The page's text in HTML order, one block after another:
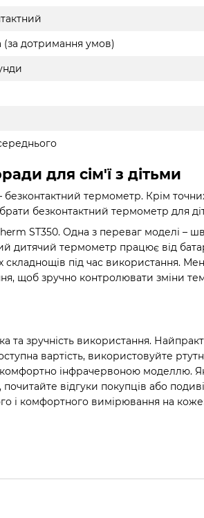
(за дотримання умов)
для сім'ї з дітьми
термометр. Крім
безконтактний термометр для
ST350. Одна з переваг моделі –
дитячий термометр працює від
під час використання.
щоб зручно контролювати зміни
та зручність використання.
вартість, використовуйте
інфрачервоною моделлю.
відгуки покупців або
комфортного вимірювання на